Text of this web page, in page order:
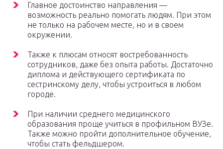
Главное достоинство направления —
возможность реально помогать людям. При этом
не только на рабочем месте, но и в своем
окружении.
Также к плюсам относят востребованность
сотрудников, даже без опыта работы. Достаточно
диплома и действующего сертификата по
сестринскому делу, чтобы устроиться в любом
городе.
При наличии среднего медицинского
образования проще учиться в профильном ВУЗе.
Также можно пройти дополнительное обучение,
чтобы стать фельдшером.